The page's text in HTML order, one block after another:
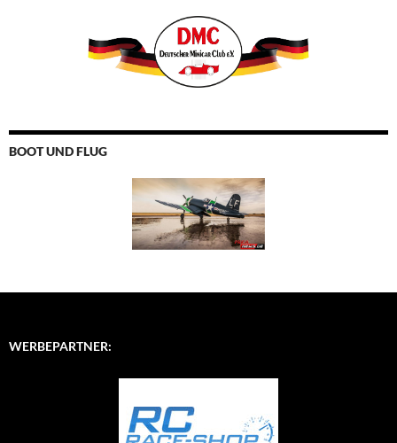
BOOT UND FLUG
WERBEPARTNER: